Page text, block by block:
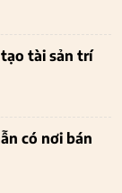
tài sản trí
có nơi bán